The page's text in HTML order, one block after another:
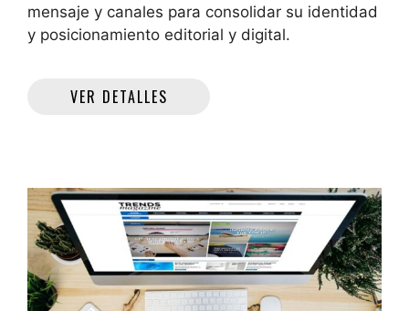
mensaje y canales para consolidar su identidad
y posicionamiento editorial y digital.
VER DETALLES